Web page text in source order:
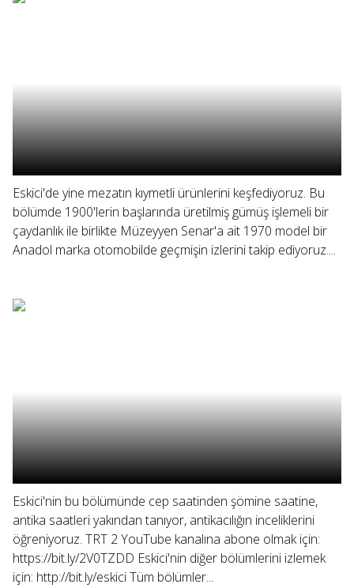
Eskici'de yine mezatın kıymetli ürünlerini keşfediyoruz. Bu
bölümde 1900'lerin başlarında üretilmiş gümüş işlemeli bir
çaydanlık ile birlikte Müzeyyen Senar'a ait 1970 model bir
Anadol marka otomobilde geçmişin izlerini takip ediyoruz....
Eskici'nin bu bölümünde cep saatinden şömine saatine,
antika saatleri yakından tanıyor, antikacılığın inceliklerini
öğreniyoruz. TRT 2 YouTube kanalına abone olmak için:
https://bit.ly/2V0TZDD Eskici'nin diğer bölümlerini izlemek
için: http://bit.ly/eskici Tüm bölümler...